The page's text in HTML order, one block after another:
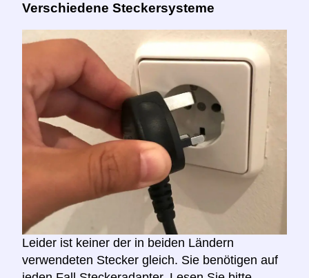
Verschiedene Steckersysteme
Leider ist keiner der in beiden Ländern
verwendeten Stecker gleich. Sie benötigen auf